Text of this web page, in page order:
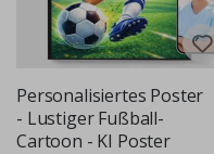
Personalisiertes Poster
- Lustiger Fußball-
Cartoon - KI Poster